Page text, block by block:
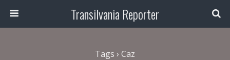
Transilvania Reporter
Tags › Caz